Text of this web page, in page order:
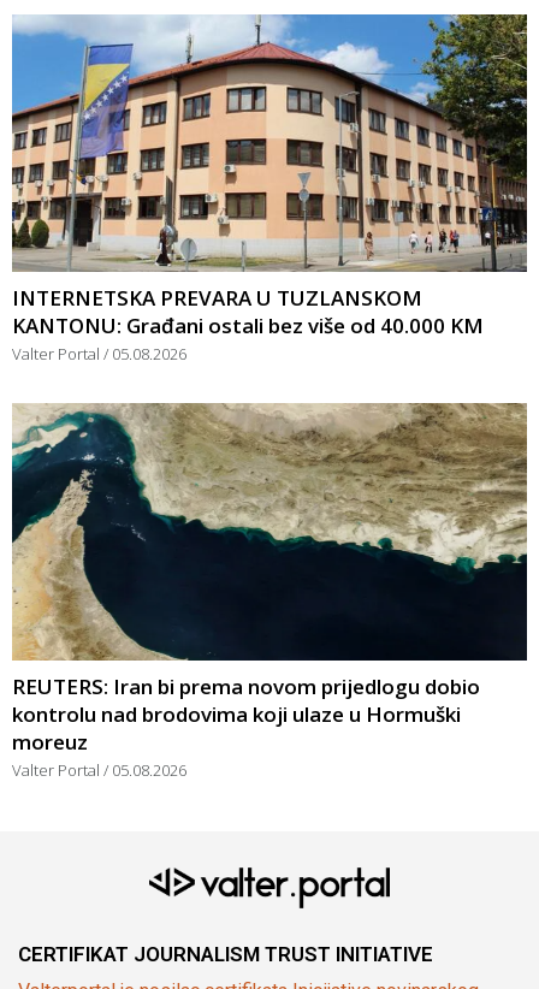
INTERNETSKA PREVARA U TUZLANSKOM
KANTONU: Građani ostali bez više od 40.000 KM
Valter Portal 05.08.2026
REUTERS: Iran bi prema novom prijedlogu dobio
kontrolu nad brodovima koji ulaze u Hormuški
moreuz
Valter Portal 05.08.2026
CERTIFIKAT JOURNALISM TRUST INITIATIVE